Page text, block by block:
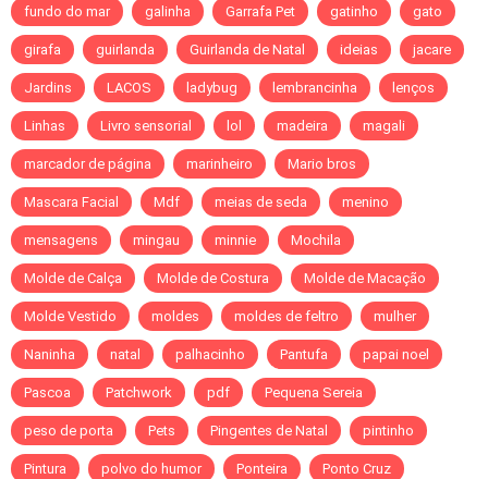
fundo do mar galinha Garrafa Pet gatinho gato
girafa guirlanda Guirlanda de Natal ideias jacare
Jardins LACOS ladybug lembrancinha lenços
Linhas Livro sensorial lol madeira magali
marcador de página marinheiro Mario bros
Mascara Facial Mdf meias de seda menino
mensagens mingau minnie Mochila
Molde de Calça Molde de Costura Molde de Macação
Molde Vestido moldes moldes de feltro mulher
Naninha natal palhacinho Pantufa papai noel
Pascoa Patchwork pdf Pequena Sereia
peso de porta Pets Pingentes de Natal pintinho
Pintura polvo do humor Ponteira Ponto Cruz